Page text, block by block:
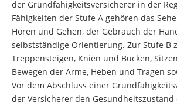
der Grundfähigkeitsversicherer in der
Fähigkeiten der Stufe A gehören das
Hören und Gehen, der Gebrauch der
selbstständige Orientierung. Zur Stufe B
Treppensteigen, Knien und Bücken,
Bewegen der Arme, Heben und Tragen
Vor dem Abschluss einer
der Versicherer den